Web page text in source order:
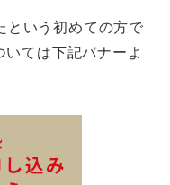
いう初めての方で
ては下記バナーよ